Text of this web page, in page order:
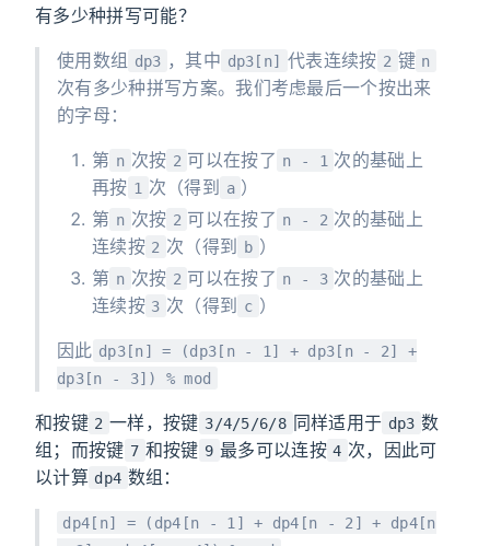
有多少种拼写可能？
使用数组 dp3 ，其中 dp3[n] 代表连续按 2 键 n
次有多少种拼写方案。我们考虑最后一个按出来
的字母：
第 n 次按 2 可以在按了 n - 1 次的基础上
再按 1 次（得到 a ）
第 n 次按 2 可以在按了 n - 2 次的基础上
连续按 2 次（得到 b ）
第 n 次按 2 可以在按了 n - 3 次的基础上
连续按 3 次（得到 c ）
因此 dp3[n] = (dp3[n - 1] + dp3[n - 2] +
dp3[n - 3]) % mod
和按键 2 一样，按键 3/4/5/6/8 同样适用于 dp3 数
组；而按键 7 和按键 9 最多可以连按 4 次，因此可
以计算 dp4 数组：
dp4[n] = (dp4[n - 1] + dp4[n - 2] + dp4[n